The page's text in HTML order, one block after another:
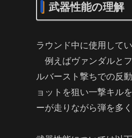
武器性能の理解
ラウンド中に使用して
例えばヴァンダルと
ルバースト撃ちでの反
ョットを狙い一撃キル
ーが走りながら弾を多